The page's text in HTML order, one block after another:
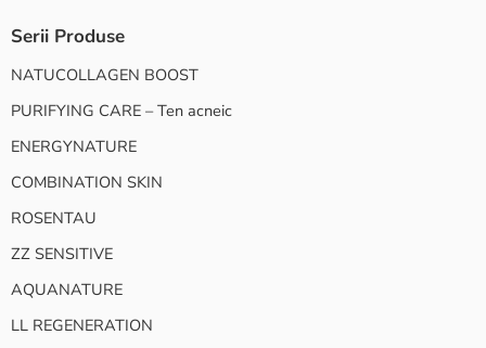
Serii Produse
NATUCOLLAGEN BOOST
PURIFYING CARE – Ten acneic
ENERGYNATURE
COMBINATION SKIN
ROSENTAU
ZZ SENSITIVE
AQUANATURE
LL REGENERATION